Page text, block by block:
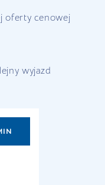
oferty cenowej
wyjazd